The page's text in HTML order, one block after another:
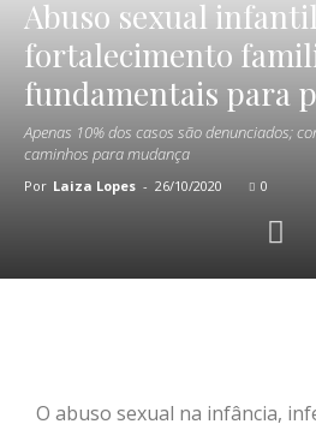
Abuso sexual
fortalecimento
fundamentais para
Apenas 10% dos casos são denunciados;
caminhos para mudança
Por Laiza Lopes - 26/10/2020 0
O abuso sexual na infância,